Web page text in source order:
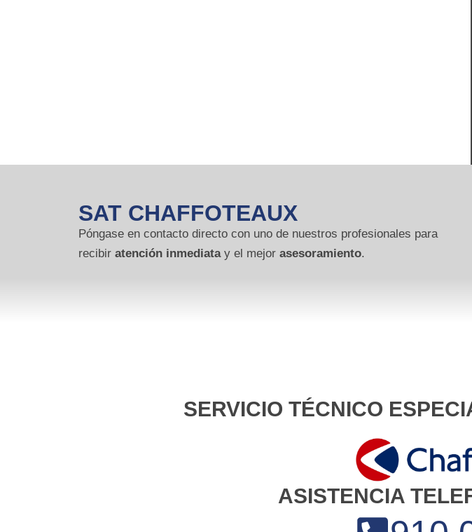
SAT CHAFFOTEAUX
Póngase en contacto directo con uno de nuestros profesionales para
recibir atención inmediatay el mejor asesoramiento.
SERVICIO TÉCNICO
ASISTENCIA